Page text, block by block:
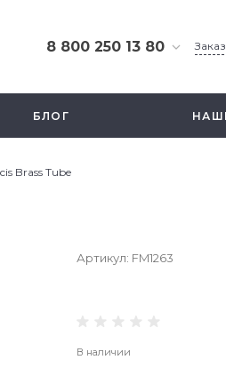
8 800 250 13 80
ул. Смольная 63б, этаж
2.5
info@fishbusinezz.ru
БЛОГ
Brass Tube
Артикул: FM1263
В наличии